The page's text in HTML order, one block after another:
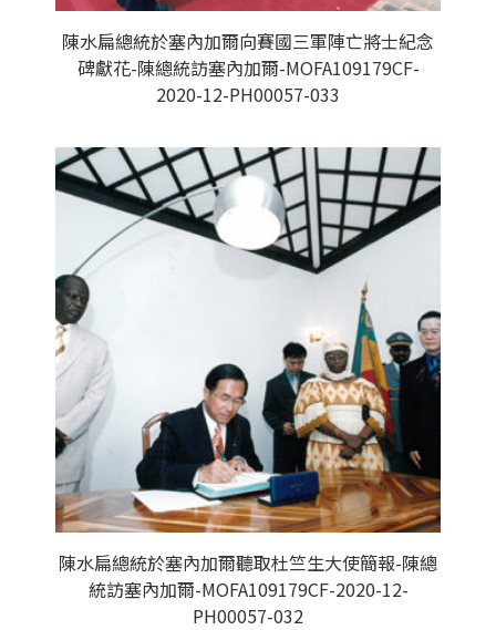
陳水扁總統於塞內加爾向賽國三軍陣亡將士紀念
碑獻花-陳總統訪塞內加爾-MOFA109179CF-
2020-12-PH00057-033
陳水扁總統於塞內加爾聽取杜竺生大使簡報-陳總
統訪塞內加爾-MOFA109179CF-2020-12-
PH00057-032